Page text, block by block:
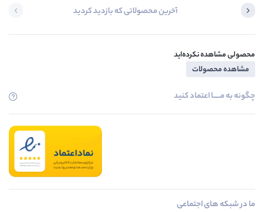
آخرین محصولاتی که بازدید کردید
محصولی مشاهده نکرده‌اید
مشاهده محصولات
چگونه به مــــــا اعتماد کنید
ما در شبکه های اجتماعی